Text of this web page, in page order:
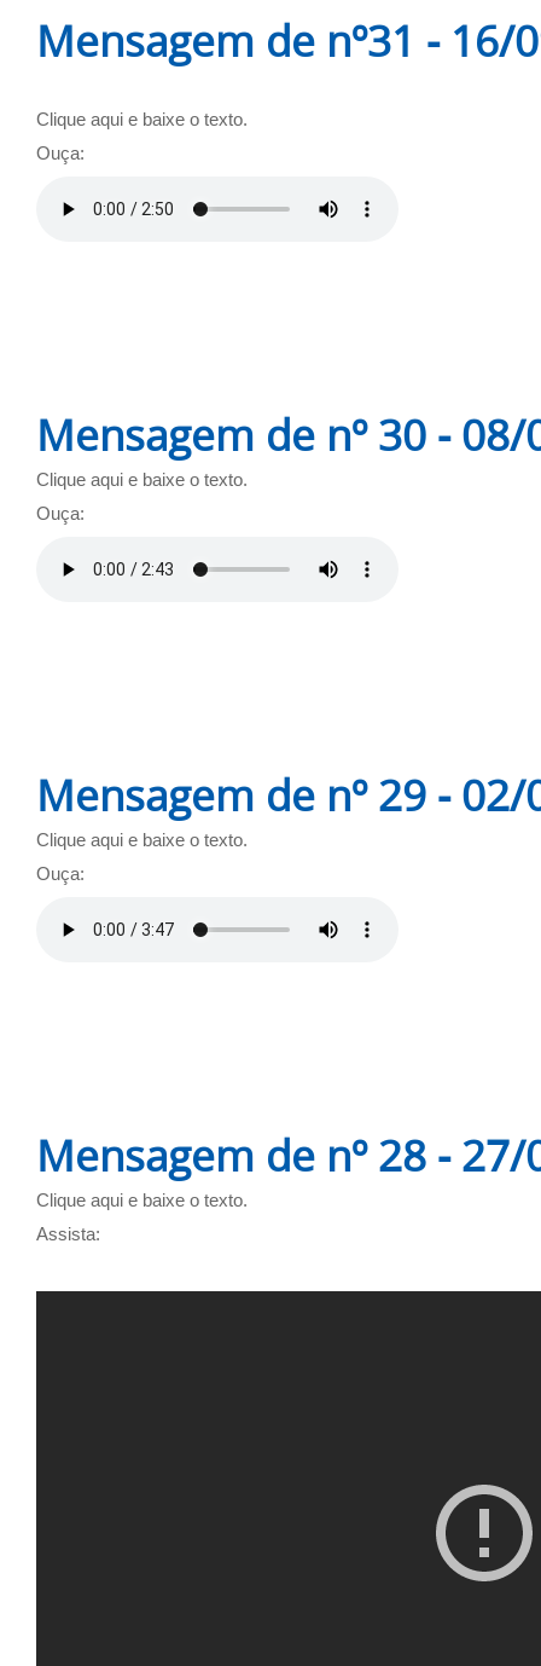
Mensagem de nº31 - 16/
Clique aqui e baixe o texto.
Ouça:
Mensagem de nº 30 -
Clique aqui e baixe o texto.
Ouça:
Mensagem de nº 29 -
Clique aqui e baixe o texto.
Ouça:
Mensagem de nº 28 -
Clique aqui e baixe o texto.
Assista: